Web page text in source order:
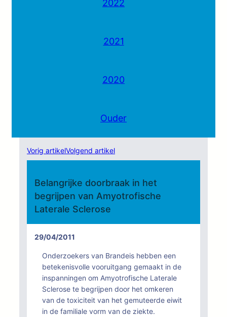
2022
2021
2020
Ouder
Vorig artikelVolgend artikel
Belangrijke doorbraak in het
begrijpen van Amyotrofische
Laterale Sclerose
29/04/2011
Onderzoekers van Brandeis hebben een
betekenisvolle vooruitgang gemaakt in de
inspanningen om Amyotrofische Laterale
Sclerose te begrijpen door het omkeren
van de toxiciteit van het gemuteerde eiwit
in de familiale vorm van de ziekte.